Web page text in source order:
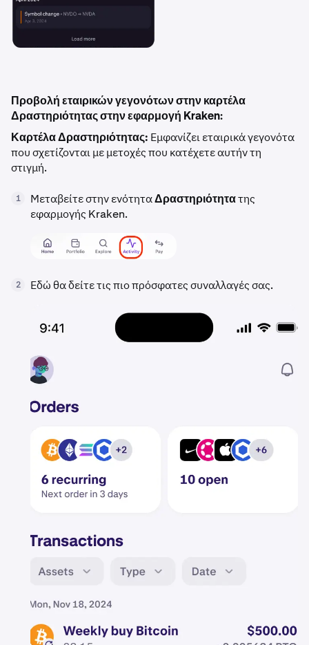
Προβολή εταιρικών γεγονότων στην καρτέλα
Δραστηριότητας στην εφαρμογή Kraken:
Καρτέλα Δραστηριότητας: Εμφανίζει εταιρικά γεγονότα
που σχετίζονται με μετοχές που κατέχετε αυτήν τη
στιγμή.
1 Μεταβείτε στην ενότηταΔραστηριότητατης
εφαρμογής Kraken.
2 Εδώ θα δείτε τις πιο πρόσφατες συναλλαγές σας.